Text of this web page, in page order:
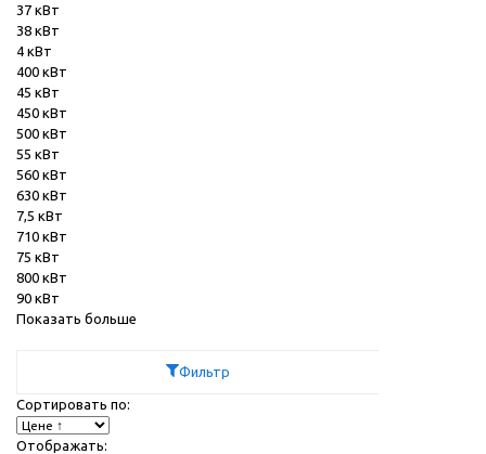
37 кВт
38 кВт
4 кВт
400 кВт
45 кВт
450 кВт
500 кВт
55 кВт
560 кВт
630 кВт
7,5 кВт
710 кВт
75 кВт
800 кВт
90 кВт
Показать больше
Фильтр
Сортировать по:
Отображать: